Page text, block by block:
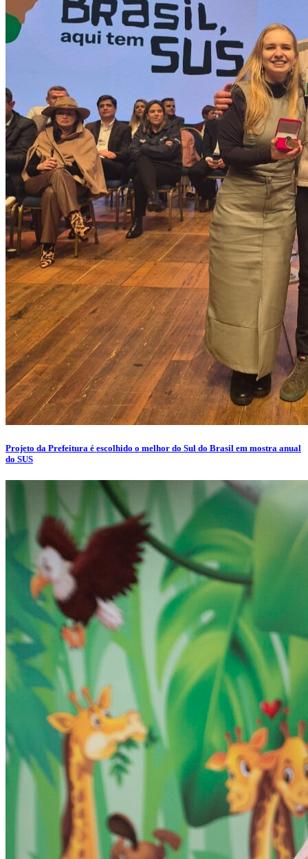
Projeto da Prefeitura é escolhido o melhor do Sul do Brasil em mostra anual
do SUS